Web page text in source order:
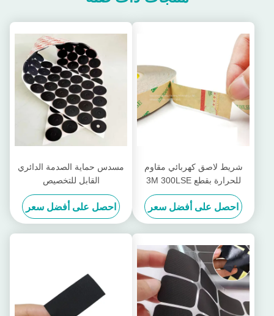
شريط لاصق كهربائي مقاوم
للحرارة بقطع 3M 300LSE
شريط لاصق مزدوج الوجهين
PET
احصل على أفضل سعر
مسدس حماية الصدمة الدائري
القابل للتخصيص
احصل على أفضل سعر